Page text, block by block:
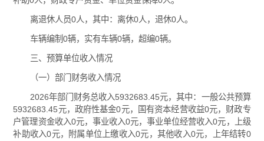
离退休人员0人，其中：离休0人，退休0人。
车辆编制0辆，实有车辆0辆，超编0辆。
三、预算单位收入情况
（一）部门财务收入情况
2026年部门财务总收入5932683.45元，其中：一般公共预算
5932683.45元，政府性基金0元，国有资本经营收益0元，财政专
户管理资金收入0元，事业收入0元，事业单位经营收入0元，上级
补助收入0元，附属单位上缴收入0元，其他收入0元，上年结转0